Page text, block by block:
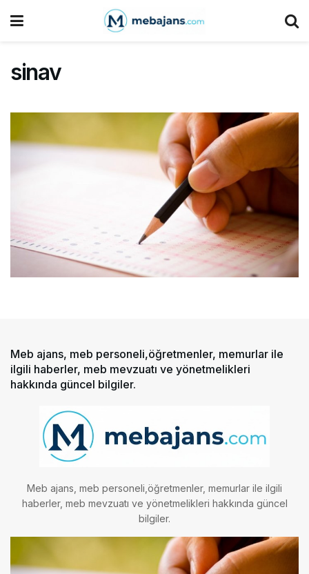
sinav
Meb ajans, meb personeli,öğretmenler, memurlar ile
ilgili haberler, meb mevzuatı ve yönetmelikleri
hakkında güncel bilgiler.
Meb ajans, meb personeli,öğretmenler, memurlar ile ilgili
haberler, meb mevzuatı ve yönetmelikleri hakkında güncel
bilgiler.